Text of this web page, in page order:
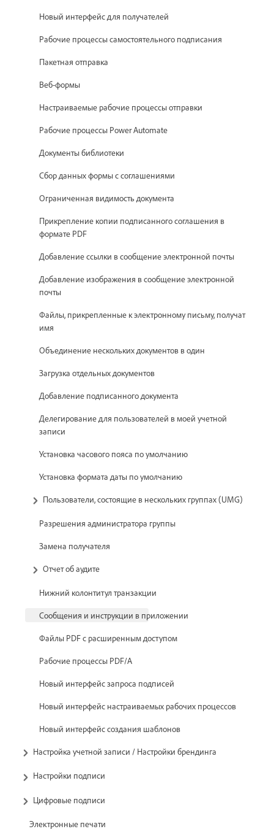
Новый интерфейс для получателей
Рабочие процессы самостоятельного подписания
Пакетная отправка
Веб-формы
Настраиваемые рабочие процессы отправки
Рабочие процессы Power Automate
Документы библиотеки
Сбор данных формы с соглашениями
Ограниченная видимость документа
Прикрепление копии подписанного соглашения в
формате PDF
Добавление ссылки в сообщение электронной почты
Добавление изображения в сообщение электронной
почты
Файлы, прикрепленные к электронному письму, получат
имя
Объединение нескольких документов в один
Загрузка отдельных документов
Добавление подписанного документа
Делегирование для пользователей в моей учетной
записи
Установка часового пояса по умолчанию
Установка формата даты по умолчанию
Пользователи, состоящие в нескольких группах (UMG)
Разрешения администратора группы
Замена получателя
Отчет об аудите
Нижний колонтитул транзакции
Сообщения и инструкции в приложении
Файлы PDF с расширенным доступом
Рабочие процессы PDF/A
Новый интерфейс запроса подписей
Новый интерфейс настраиваемых рабочих процессов
Новый интерфейс создания шаблонов
Настройка учетной записи / Настройки брендинга
Настройки подписи
Цифровые подписи
Электронные печати